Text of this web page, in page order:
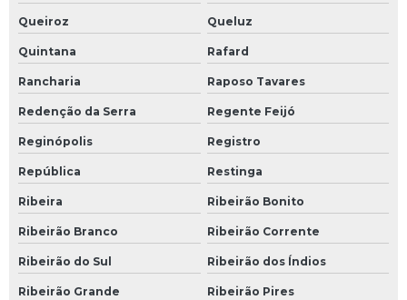
Queiroz Queluz
Quintana Rafard
Rancharia Raposo Tavares
Redenção da Serra Regente Feijó
Reginópolis Registro
República Restinga
Ribeira Ribeirão Bonito
Ribeirão Branco Ribeirão Corrente
Ribeirão do Sul Ribeirão dos Índios
Ribeirão Grande Ribeirão Pires